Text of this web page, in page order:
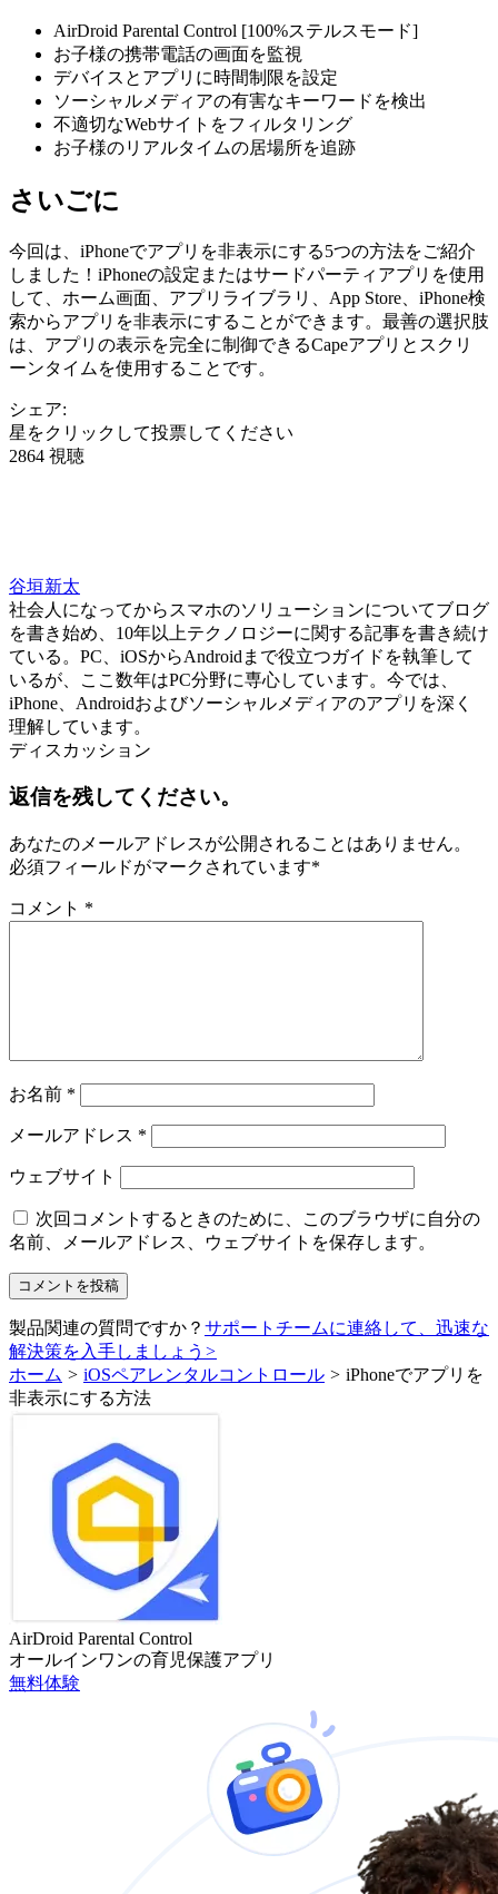
AirDroid Parental Control [100%ステルスモード]
お子様の携帯電話の画面を監視
デバイスとアプリに時間制限を設定
ソーシャルメディアの有害なキーワードを検出
不適切なWebサイトをフィルタリング
お子様のリアルタイムの居場所を追跡
さいごに
今回は、iPhoneでアプリを非表示にする5つの方法をご紹介
しました！iPhoneの設定またはサードパーティアプリを使用
して、ホーム画面、アプリライブラリ、App Store、iPhone検
索からアプリを非表示にすることができます。最善の選択肢
は、アプリの表示を完全に制御できるCapeアプリとスクリ
ーンタイムを使用することです。
シェア:
星をクリックして投票してください
2864 視聴
谷垣新太
社会人になってからスマホのソリューションについてブログ
を書き始め、10年以上テクノロジーに関する記事を書き続け
ている。PC、iOSからAndroidまで役立つガイドを執筆して
いるが、ここ数年はPC分野に専心しています。今では、
iPhone、Androidおよびソーシャルメディアのアプリを深く
理解しています。
ディスカッション
返信を残してください。
あなたのメールアドレスが公開されることはありません。
必須フィールドがマークされています*
コメント *
お名前 *
メールアドレス *
ウェブサイト
次回コメントするときのために、このブラウザに自分の
名前、メールアドレス、ウェブサイトを保存します。
製品関連の質問ですか？ サポートチームに連絡して、迅速な
解決策を入手しましょう >
ホーム > iOSペアレンタルコントロール > iPhoneでアプリを
非表示にする方法
AirDroid Parental Control
オールインワンの育児保護アプリ
無料体験